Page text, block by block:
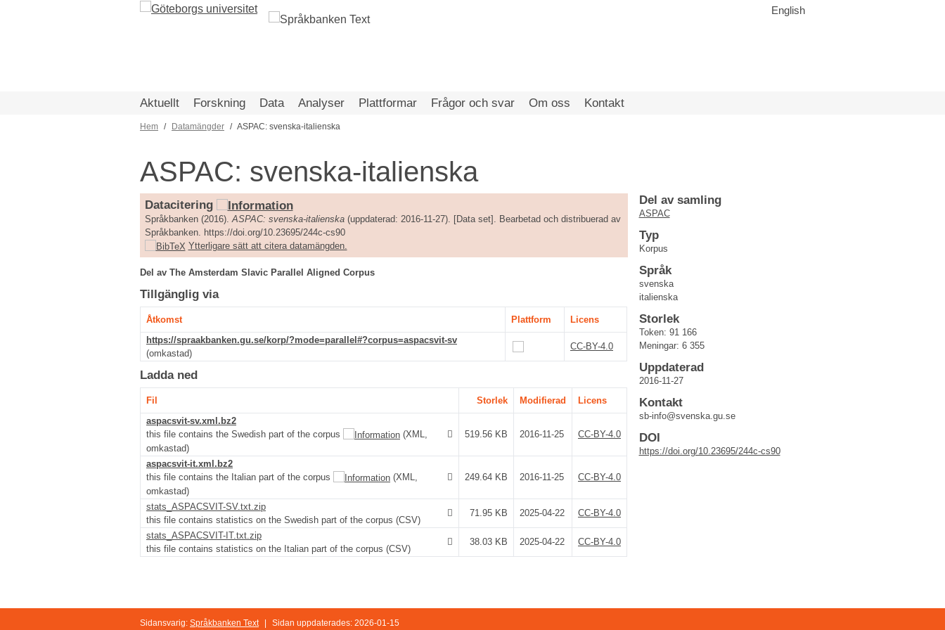
English
Aktuellt Forskning Data Analyser Plattformar Frågor och svar Om oss Kontakt
Länkstig
Hem Datamängder ASPAC: svenska-italienska
ASPAC: svenska-italienska
Datacitering
Språkbanken (2016). ASPAC: svenska-italienska(uppdaterad: 2016-11-27). [Data set]. Bearbetad och distribuerad av
Språkbanken. https://doi.org/10.23695/244c-cs90
Ytterligare sätt att citera datamängden.
Del av The Amsterdam Slavic Parallel Aligned Corpus
Tillgänglig via
Åtkomst Plattform
Licens
https://spraakbanken.gu.se/korp/?mode=parallel#?corpus=aspacsvit-sv
(omkastad)
CC-BY-4.0
Ladda ned
Fil Storlek Modifierad
Licens
aspacsvit-sv.xml.bz2
this file contains the Swedish part of the corpus
(XML,
omkastad)
519.56 KB 2016-11-25 CC-BY-4.0
aspacsvit-it.xml.bz2
this file contains the Italian part of the corpus
(XML,
omkastad)
249.64 KB 2016-11-25 CC-BY-4.0
stats_ASPACSVIT-SV.txt.zip
this file contains statistics on the Swedish part of the corpus (CSV)
71.95 KB 2025-04-22 CC-BY-4.0
stats_ASPACSVIT-IT.txt.zip
this file contains statistics on the Italian part of the corpus (CSV)
38.03 KB 2025-04-22 CC-BY-4.0
Del av samling
ASPAC
Typ
Korpus
Språk
svenska
italienska
Storlek
Token: 91 166
Meningar: 6 355
Uppdaterad
2016-11-27
Kontakt
sb-info@svenska.gu.se
DOI
https://doi.org/10.23695/244c-cs90
Sidansvarig: Språkbanken Text Sidan uppdaterades: 2026-01-15